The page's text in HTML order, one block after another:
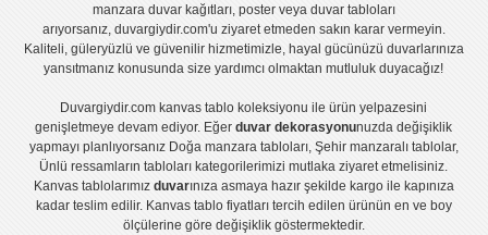
manzara duvar kağıtları, posterveya duvar tabloları
arıyorsanız, duvargiydir.com'u ziyaret etmeden sakın karar vermeyin.
Kaliteli, güleryüzlü ve güvenilir hizmetimizle, hayal gücünüzü duvarlarınıza
yansıtmanız konusunda size yardımcı olmaktan mutluluk duyacağız!
Duvargiydir.com kanvas tablo koleksiyonu ile ürün yelpazesini
genişletmeye devam ediyor. Eğerduvar dekorasyonunuzda değişiklik
yapmayı planlıyorsanız Doğa manzara tabloları, Şehir manzaralı tablolar,
Ünlü ressamların tabloları kategorilerimizi mutlaka ziyaret etmelisiniz.
Kanvas tablolarımız duvarınıza asmaya hazır şekilde kargo ile kapınıza
kadar teslim edilir. Kanvas tablo fiyatlarıtercih edilen ürünün en ve boy
ölçülerine göre değişiklik göstermektedir.